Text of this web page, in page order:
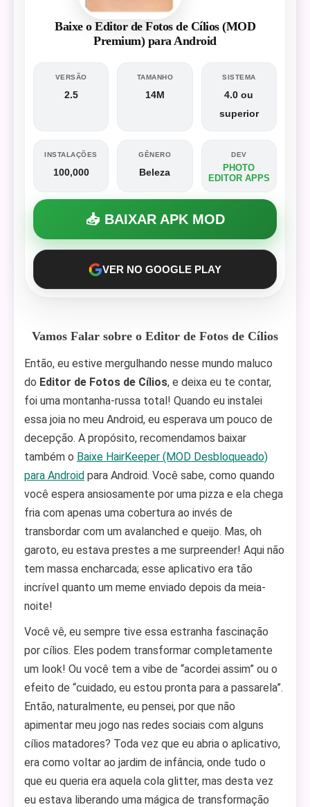
Baixe o Editor de Fotos de Cílios (MOD
Premium) para Android
VERSÃO
2.5
TAMANHO
14M
SISTEMA
4.0 ou
superior
INSTALAÇÕES
100,000
GÊNERO
Beleza
DEV
PHOTO
EDITOR APPS
📥 BAIXAR APK MOD
VER NO GOOGLE PLAY
Vamos Falar sobre o Editor de Fotos de Cílios
Então, eu estive mergulhando nesse mundo maluco
do Editor de Fotos de Cílios, e deixa eu te contar,
foi uma montanha-russa total! Quando eu instalei
essa joia no meu Android, eu esperava um pouco de
decepção. A propósito, recomendamos baixar
também o Baixe HairKeeper (MOD Desbloqueado)
para Android para Android. Você sabe, como quando
você espera ansiosamente por uma pizza e ela chega
fria com apenas uma cobertura ao invés de
transbordar com um avalanched e queijo. Mas, oh
garoto, eu estava prestes a me surpreender! Aqui não
tem massa encharcada; esse aplicativo era tão
incrível quanto um meme enviado depois da meia-
noite!
Você vê, eu sempre tive essa estranha fascinação
por cílios. Eles podem transformar completamente
um look! Ou você tem a vibe de “acordei assim” ou o
efeito de “cuidado, eu estou pronta para a passarela”.
Então, naturalmente, eu pensei, por que não
apimentar meu jogo nas redes sociais com alguns
cílios matadores? Toda vez que eu abria o aplicativo,
era como voltar ao jardim de infância, onde tudo o
que eu queria era aquela cola glitter, mas desta vez
eu estava liberando uma mágica de transformação